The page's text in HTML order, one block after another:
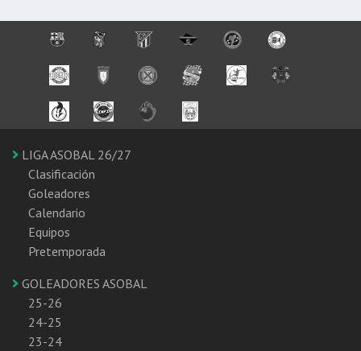
LIGA ASOBAL 26/27
Clasificación
Goleadores
Calendario
Equipos
Pretemporada
GOLEADORES ASOBAL
25-26
24-25
23-24